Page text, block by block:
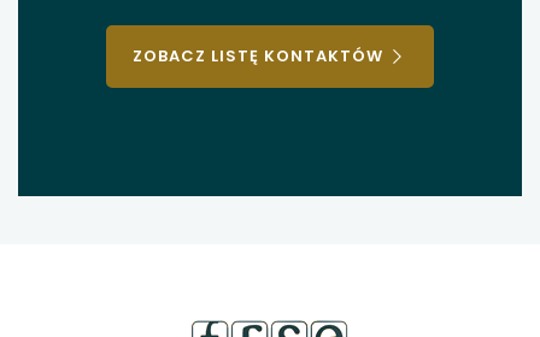
ZOBACZ LISTĘ KONTAKTÓW